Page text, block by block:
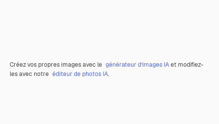
Créez vos propres images avec le générateur d’images IAet modifiez-
les avec notre éditeur de photos IA.